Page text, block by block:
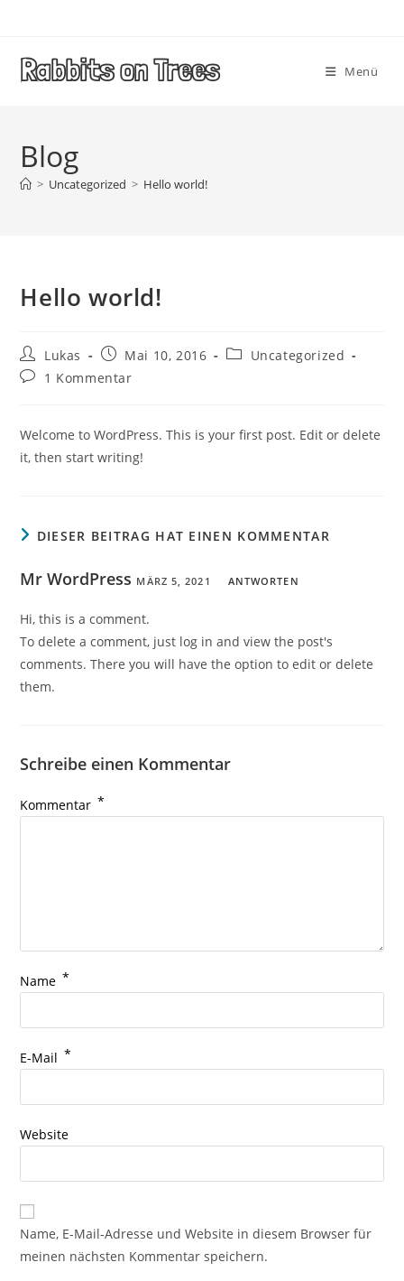
Rabbits on Trees Menü
Blog
> Uncategorized > Hello world!
Hello world!
Lukas Mai 10, 2016
Uncategorized
1 Kommentar
Welcome to WordPress. This is your first post. Edit or delete
it, then start writing!
DIESER BEITRAG HAT EINEN KOMMENTAR
Mr WordPress MÄRZ 5, 2021 ANTWORTEN
Hi, this is a comment.
To delete a comment, just log in and view the post's
comments. There you will have the option to edit or delete
them.
Schreibe einen Kommentar
Kommentar *
Name *
E-Mail *
Website
Name, E-Mail-Adresse und Website in diesem Browser für
meinen nächsten Kommentar speichern.